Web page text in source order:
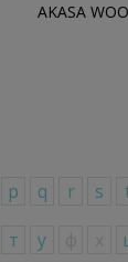
AKASA
p q r s
т у